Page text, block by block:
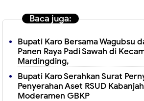
Baca juga:
Bupati Karo Bersama Wagubsu
Panen Raya Padi Sawah di
Mardingding,
Bupati Karo Serahkan Surat
Penyerahan Aset RSUD
Moderamen GBKP